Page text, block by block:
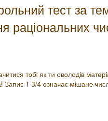
тест за
раціональних
тобі як ти оволодів
Запис 1 3/4 означає мішане